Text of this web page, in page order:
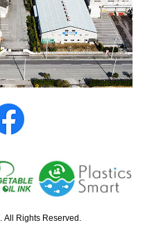
All Rights Reserved.